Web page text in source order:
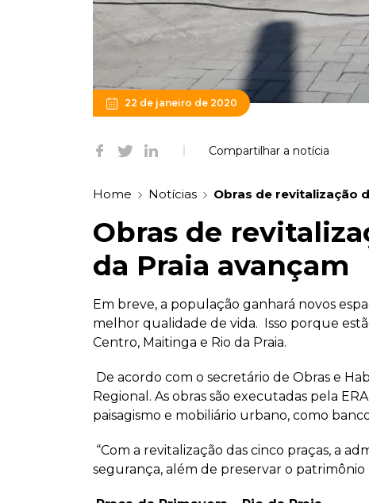
22 de janeiro de 2020
Compartilhar a notícia
Home Notícias Obras de revitalização
Obras de
da Praia avançam
Em breve, a população ganhará novos
melhor qualidade de vida. Isso porque
Centro, Maitinga e Rio da Praia.
De acordo com o secretário de Obras e
Regional. As obras são executadas pela
paisagismo e mobiliário urbano, como
“Com a revitalização das cinco praças, a
segurança, além de preservar o patrimônio